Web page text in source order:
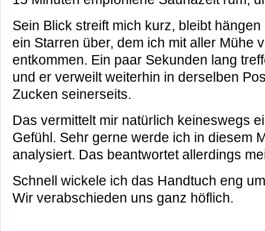
Sein Blick streift mich kurz, bleibt
ein Starren über, dem ich mit aller Mühe
entkommen. Ein paar Sekunden lang
und er verweilt weiterhin in derselben
Zucken seinerseits.
Das vermittelt mir natürlich keineswegs
Gefühl. Sehr gerne werde ich in diesem
analysiert. Das beantwortet allerdings
Schnell wickele ich das Handtuch eng
Wir verabschieden uns ganz höflich.